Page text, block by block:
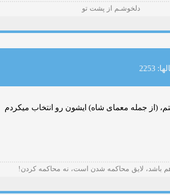
دلخوشـم از پشت تو
2253
(از جمله معمای شاه) ایشون رو انتخاب میکردم
هم ﺑﺎﺷﺪ، ﻻﯾﻖ ﻣﺤﺎﮐﻤﻪ ﺷﺪﻥ ﺍﺳﺖ، ﻧﻪ ﻣﺤﺎﮐﻤﻪ ﮐﺮﺩﻥ!